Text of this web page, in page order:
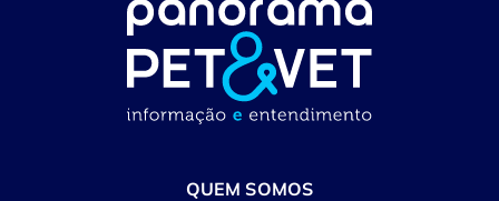
QUEM SOMOS